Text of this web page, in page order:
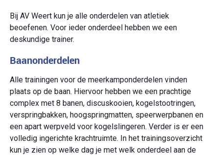
Bij AV Weert kun je alle onderdelen van atletiek
beoefenen. Voor ieder onderdeel hebben we een
deskundige trainer.
Baanonderdelen
Alle trainingen voor de meerkamponderdelen vinden
plaats op de baan. Hiervoor hebben we een prachtige
complex met 8 banen, discuskooien, kogelstootringen,
verspringbakken, hoogspringmatten, speerwerpbanen en
een apart werpveld voor kogelslingeren. Verder is er een
volledig ingerichte krachtruimte. In het trainingsoverzicht
kun je zien op welke dag je met welk onderdeel aan de